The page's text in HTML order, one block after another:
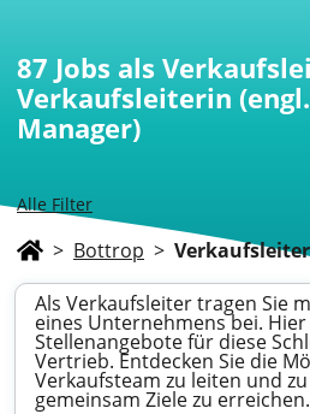
Alle Filter
87 Jobs als
Verkaufsleiterin
Manager)
> Bottrop > Verkaufsleiter
Als Verkaufsleiter tragen Sie
eines Unternehmens bei.
Stellenangebote für diese
Vertrieb. Entdecken Sie die
Verkaufsteam zu leiten und
gemeinsam Ziele zu erreichen.